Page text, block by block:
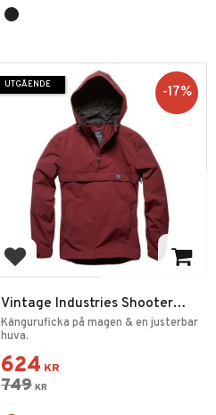
Lägg till i favoriter
Vintage Industries Shooter
Anorak
Känguruficka på magen & en justerbar
huva.
624 KR
749 KR
17%
UTGÅENDE